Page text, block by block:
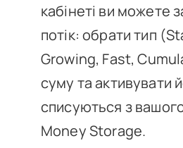
кабінеті ви можете
потік: обрати тип
Growing, Fast,
суму та активувати
списуються з
Money Storage.